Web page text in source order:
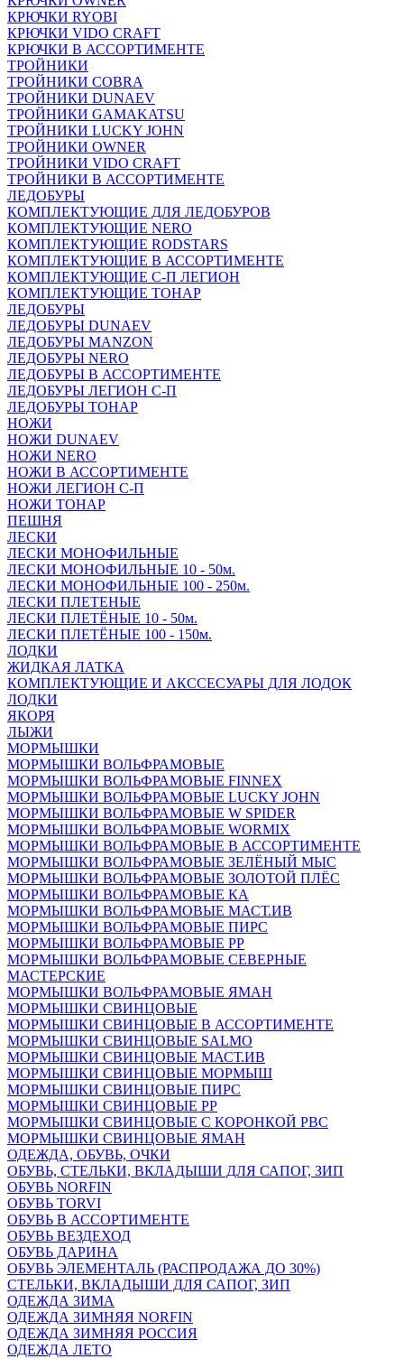
КРЮЧКИ RYOBI
КРЮЧКИ VIDO CRAFT
КРЮЧКИ В АССОРТИМЕНТЕ
ТРОЙНИКИ
ТРОЙНИКИ COBRA
ТРОЙНИКИ DUNAEV
ТРОЙНИКИ GAMAKATSU
ТРОЙНИКИ LUCKY JOHN
ТРОЙНИКИ OWNER
ТРОЙНИКИ VIDO CRAFT
ТРОЙНИКИ В АССОРТИМЕНТЕ
ЛЕДОБУРЫ
КОМПЛЕКТУЮЩИЕ ДЛЯ ЛЕДОБУРОВ
КОМПЛЕКТУЮЩИЕ NERO
КОМПЛЕКТУЮЩИЕ RODSTARS
КОМПЛЕКТУЮЩИЕ В АССОРТИМЕНТЕ
КОМПЛЕКТУЮЩИЕ С-П ЛЕГИОН
КОМПЛЕКТУЮЩИЕ ТОНАР
ЛЕДОБУРЫ
ЛЕДОБУРЫ DUNAEV
ЛЕДОБУРЫ MANZON
ЛЕДОБУРЫ NERO
ЛЕДОБУРЫ В АССОРТИМЕНТЕ
ЛЕДОБУРЫ ЛЕГИОН С-П
ЛЕДОБУРЫ ТОНАР
НОЖИ
НОЖИ DUNAEV
НОЖИ NERO
НОЖИ В АССОРТИМЕНТЕ
НОЖИ ЛЕГИОН С-П
НОЖИ ТОНАР
ПЕШНЯ
ЛЕСКИ
ЛЕСКИ МОНОФИЛЬНЫЕ
ЛЕСКИ МОНОФИЛЬНЫЕ 10 - 50м.
ЛЕСКИ МОНОФИЛЬНЫЕ 100 - 250м.
ЛЕСКИ ПЛЕТЕНЫЕ
ЛЕСКИ ПЛЕТЁНЫЕ 10 - 50м.
ЛЕСКИ ПЛЕТЁНЫЕ 100 - 150м.
ЛОДКИ
ЖИДКАЯ ЛАТКА
КОМПЛЕКТУЮЩИЕ И АКССЕСУАРЫ ДЛЯ ЛОДОК
ЛОДКИ
ЯКОРЯ
ЛЫЖИ
МОРМЫШКИ
МОРМЫШКИ ВОЛЬФРАМОВЫЕ
МОРМЫШКИ ВОЛЬФРАМОВЫЕ FINNEX
МОРМЫШКИ ВОЛЬФРАМОВЫЕ LUCKY JOHN
МОРМЫШКИ ВОЛЬФРАМОВЫЕ W SPIDER
МОРМЫШКИ ВОЛЬФРАМОВЫЕ WORMIX
МОРМЫШКИ ВОЛЬФРАМОВЫЕ В АССОРТИМЕНТЕ
МОРМЫШКИ ВОЛЬФРАМОВЫЕ ЗЕЛЁНЫЙ МЫС
МОРМЫШКИ ВОЛЬФРАМОВЫЕ ЗОЛОТОЙ ПЛЁС
МОРМЫШКИ ВОЛЬФРАМОВЫЕ КА
МОРМЫШКИ ВОЛЬФРАМОВЫЕ МАСТ.ИВ
МОРМЫШКИ ВОЛЬФРАМОВЫЕ ПИРС
МОРМЫШКИ ВОЛЬФРАМОВЫЕ РР
МОРМЫШКИ ВОЛЬФРАМОВЫЕ СЕВЕРНЫЕ
МАСТЕРСКИЕ
МОРМЫШКИ ВОЛЬФРАМОВЫЕ ЯМАН
МОРМЫШКИ СВИНЦОВЫЕ
МОРМЫШКИ СВИНЦОВЫЕ В АССОРТИМЕНТЕ
МОРМЫШКИ СВИНЦОВЫЕ SALMO
МОРМЫШКИ СВИНЦОВЫЕ МАСТ.ИВ
МОРМЫШКИ СВИНЦОВЫЕ МОРМЫШ
МОРМЫШКИ СВИНЦОВЫЕ ПИРС
МОРМЫШКИ СВИНЦОВЫЕ РР
МОРМЫШКИ СВИНЦОВЫЕ С КОРОНКОЙ РВС
МОРМЫШКИ СВИНЦОВЫЕ ЯМАН
ОДЕЖДА, ОБУВЬ, ОЧКИ
ОБУВЬ, СТЕЛЬКИ, ВКЛАДЫШИ ДЛЯ САПОГ, ЗИП
ОБУВЬ NORFIN
ОБУВЬ TORVI
ОБУВЬ В АССОРТИМЕНТЕ
ОБУВЬ ВЕЗДЕХОД
ОБУВЬ ДАРИНА
ОБУВЬ ЭЛЕМЕНТАЛЬ (РАСПРОДАЖА ДО 30%)
СТЕЛЬКИ, ВКЛАДЫШИ ДЛЯ САПОГ, ЗИП
ОДЕЖДА ЗИМА
ОДЕЖДА ЗИМНЯЯ NORFIN
ОДЕЖДА ЗИМНЯЯ РОССИЯ
ОДЕЖДА ЛЕТО